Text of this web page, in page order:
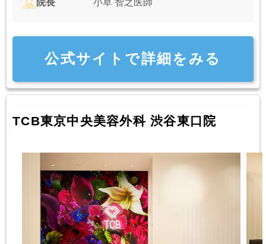
院長
小草 智之医師
公式サイトで詳細をみる
TCB東京中央美容外科 渋谷東口院